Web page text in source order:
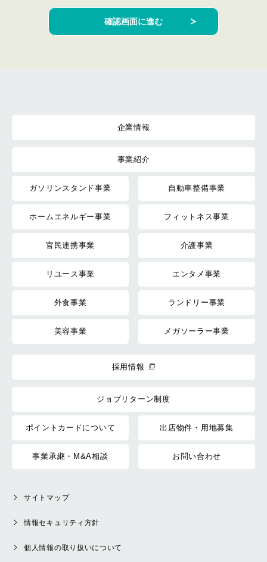
企業情報
事業紹介
ガソリンスタンド事業 自動車整備事業
ホームエネルギー事業 フィットネス事業
官民連携事業 介護事業
リユース事業 エンタメ事業
外食事業 ランドリー事業
美容事業 メガソーラー事業
採用情報
ジョブリターン制度
ポイントカードについて 出店物件・用地募集
事業承継・M&A相談 お問い合わせ
サイトマップ
情報セキュリティ方針
個人情報の取り扱いについて